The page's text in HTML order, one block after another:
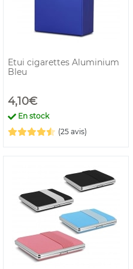
Etui cigarettes Aluminium
Bleu
4,10€
En stock
(25 avis)